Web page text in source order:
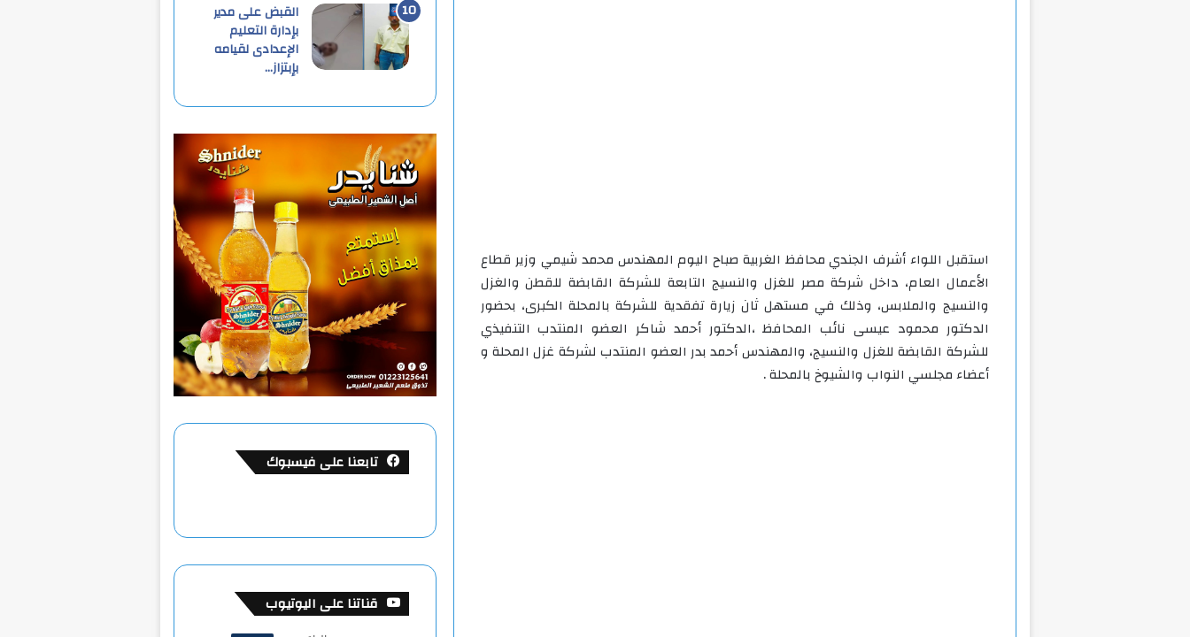
استقبل اللواء أشرف الجندي محافظ الغربية صباح اليوم المهندس محمد شيمي وزير قطاع
الأعمال العام، داخل شركة مصر للغزل والنسيج التابعة للشركة القابضة للقطن والغزل
والنسيج والملابس، وذلك في مستهل ثان زيارة تفقدية للشركة بالمحلة الكبرى، بحضور
الدكتور محمود عيسى نائب المحافظ ،الدكتور أحمد شاكر العضو المنتدب التنفيذي
للشركة القابضة للغزل والنسيج، والمهندس أحمد بدر العضو المنتدب لشركة غزل المحلة و
أعضاء مجلسي النواب والشيوخ بالمحلة .
القبض على مدير
بإدارة التعليم
الإعدادى لقيامه
بإبتزاز…
تابعنا على فيسبوك
قناتنا على اليوتيوب